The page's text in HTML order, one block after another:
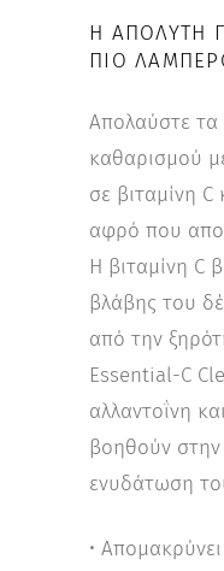
Η ΑΠΌΛΥΤΗ
ΠΙΟ
Απολαύστε
καθαρισμού
σε βιταμίνη
αφρό που
Η βιταμίνη C
βλάβης του
από την
Essential-C
αλλαντοΐνη
βοηθούν στην
ενυδάτωση
•